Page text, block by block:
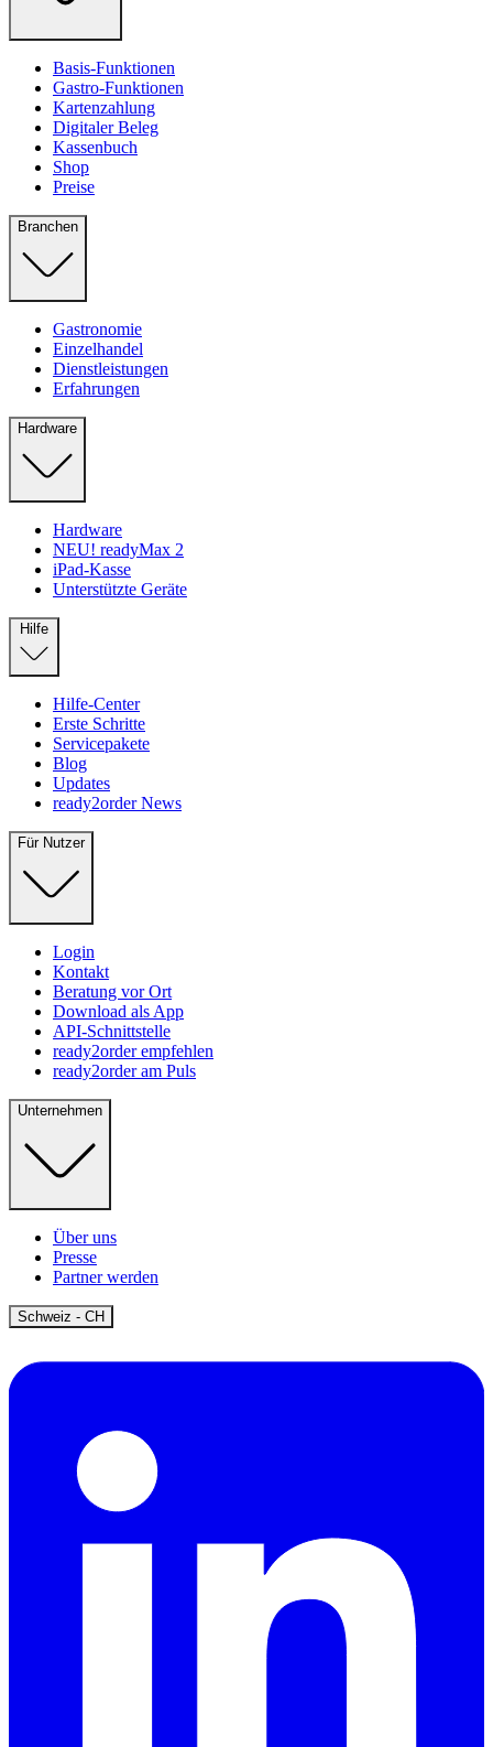
Basis-Funktionen
Gastro-Funktionen
Kartenzahlung
Digitaler Beleg
Kassenbuch
Shop
Preise
Branchen
Gastronomie
Einzelhandel
Dienstleistungen
Erfahrungen
Hardware
Hardware
NEU! readyMax 2
iPad-Kasse
Unterstützte Geräte
Hilfe-Center
Erste Schritte
Servicepakete
Blog
Updates
ready2order News
Für Nutzer
Login
Kontakt
Beratung vor Ort
Download als App
API-Schnittstelle
ready2order empfehlen
ready2order am Puls
Unternehmen
Über uns
Presse
Partner werden
Schweiz - CHOpen